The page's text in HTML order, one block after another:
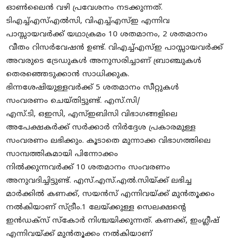
ഓൺലൈൻ വഴി പ്രവേശനം നടക്കുന്നത്.
ടിഎച്ച്എസ്എൽസി, വിഎച്ച്എസ്ഇ എന്നിവ
പാസ്സായവർക്ക് യഥാക്രമം 10 ശതമാനം, 2 ശതമാനം
വീതം റിസർവേഷൻ ഉണ്ട്. വിഎച്ച്എസ്ഇ പാസ്സായവർക്ക്
അവരുടെ ട്രേഡുകൾ അനുസരിച്ചാണ് ബ്രാഞ്ചുകൾ
തെരഞ്ഞെടുക്കാൻ സാധിക്കുക.
ഭിന്നശേഷിയുള്ളവർക്ക് 5 ശതമാനം സീറ്റുകൾ
സംവരണം ചെയ്തിട്ടുണ്ട്. എസ്.സി/
എസ്.ടി, ഒഇസി, എസ്ഇബിസി വിഭാഗങ്ങളിലെ
അപേക്ഷകർക്ക് സർക്കാർ നിർദ്ദേശ പ്രകാരമുള്ള
സംവരണം ലഭിക്കും. കൂടാതെ മുന്നാക്ക വിഭാഗത്തിലെ
സാമ്പത്തികമായി പിന്നോക്കം
നിൽക്കുന്നവർക്ക് 10 ശതമാനം സംവരണം
അനുവദിച്ചിട്ടുണ്ട്. എസ്.എസ്.എൽ.സിയ്ക്ക് ലഭിച്ച
മാർക്കിൽ കണക്ക്, സയൻസ് എന്നിവയ്ക്ക് മുൻതൂക്കം
നൽകിയാണ് സ്ട്രീം.1 ലേയ്ക്കുള്ള സെലക്ഷന്റെ
ഇൻഡക്‌സ് സ്‌കോർ നിശ്ചയിക്കുന്നത്. കണക്ക്, ഇംഗ്ലീഷ്
എന്നിവയ്ക്ക് മുൻതൂക്കം നൽകിയാണ്